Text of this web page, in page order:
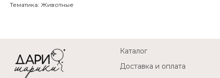
Тематика: Животные
Каталог
Доставка и оплата